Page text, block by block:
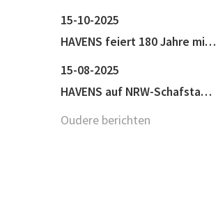
15-10-2025
HAVENS feiert 180 Jahre mit erfolgreichem Kundentag
15-08-2025
HAVENS auf NRW-Schafstage 2025 Haus Düsse
Oudere berichten